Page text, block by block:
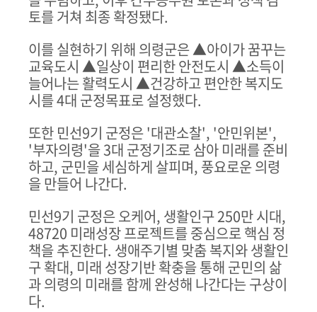
토를 거쳐 최종 확정됐다.
이를 실현하기 위해 의령군은▲아이가 꿈꾸는
교육도시 ▲일상이 편리한 안전도시 ▲소득이
늘어나는 활력도시 ▲건강하고 편안한 복지도
시를4대 군정목표로 설정했다.
또한 민선9기 군정은'대관소찰', '안민위본',
'부자의령'을3대 군정기조로 삼아 미래를 준비
하고, 군민을 세심하게 살피며, 풍요로운 의령
을 만들어 나간다.
민선9기 군정은 오케어, 생활인구250만 시대,
48720 미래성장 프로젝트를 중심으로 핵심 정
책을 추진한다. 생애주기별 맞춤 복지와 생활인
구 확대, 미래 성장기반 확충을 통해 군민의 삶
과 의령의 미래를 함께 완성해 나간다는 구상이
다.